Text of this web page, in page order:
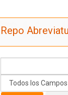
Repo